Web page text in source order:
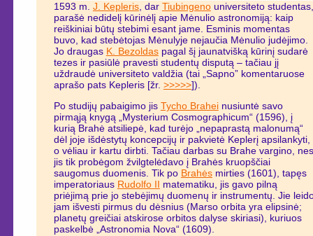
1593 m. J. Kepleris, dar Tiubingenouniversiteto studentas,
parašė nedidelį kūrinėlį apie Mėnulio astronomiją: kaip
reiškiniai būtų stebimi esant jame. Esminis momentas
buvo, kad stebėtojas Mėnulyje nejaučia Mėnulio judėjimo.
Jo draugas K. Bezoldaspagal šį jaunatvišką kūrinį sudarė
tezes ir pasiūlė pravesti studentų disputą – tačiau jį
uždraudė universiteto valdžia (tai „Sapno” komentaruose
aprašo pats Kepleris [žr. >>>>>]).
Po studijų pabaigimo jis Tycho Braheinusiuntė savo
pirmąją knygą „Mysterium Cosmographicum“ (1596), į
kurią Brahė atsiliepė, kad turėjo „nepaprastą malonumą“
dėl joje išdėstytų koncepcijų ir pakvietė Keplerį apsilankyti,
o vėliau ir kartu dirbti. Tačiau darbas su Brahe vargino, nes
jis tik probėgom žvilgtelėdavo į Brahės kruopščiai
saugomus duomenis. Tik po Brahėsmirties (1601), tapęs
imperatoriaus Rudolfo II matematiku, jis gavo pilną
priėjimą prie jo stebėjimų duomenų ir instrumentų. Jie
jam išvesti pirmus du dėsnius (Marso orbita yra elipsinė;
planetų greičiai atskirose orbitos dalyse skiriasi), kuriuos
paskelbė „Astronomia Nova“ (1609).